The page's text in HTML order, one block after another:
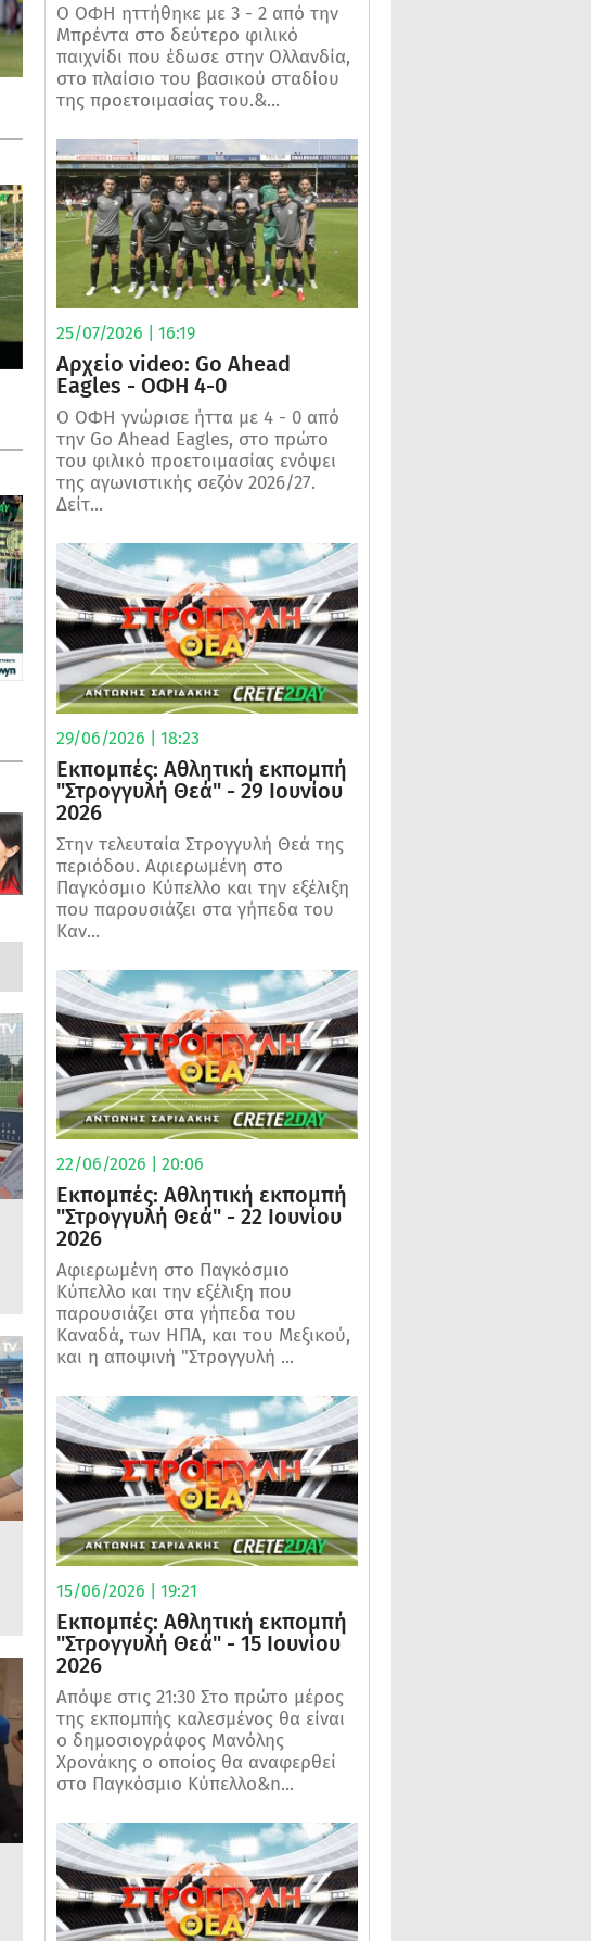
Ο ΟΦΗ ηττήθηκε με 3 - 2 από την
Μπρέντα στο δεύτερο φιλικό
παιχνίδι που έδωσε στην Ολλανδία,
στο πλαίσιο του βασικού σταδίου
της προετοιμασίας του.&...
25/07/2026 | 16:19
Αρχείο video: Go Ahead
Eagles - ΟΦΗ 4-0
Ο ΟΦΗ γνώρισε ήττα με 4 - 0 από
την Go Ahead Eagles, στο πρώτο
του φιλικό προετοιμασίας ενόψει
της αγωνιστικής σεζόν 2026/27.
Δείτ...
29/06/2026 | 18:23
Εκπομπές: Αθλητική εκπομπή
"Στρογγυλή Θεά" - 29 Ιουνίου
2026
Στην τελευταία Στρογγυλή Θεά της
περιόδου. Αφιερωμένη στο
Παγκόσμιο Κύπελλο και την εξέλιξη
που παρουσιάζει στα γήπεδα του
Καν...
22/06/2026 | 20:06
Εκπομπές: Αθλητική εκπομπή
"Στρογγυλή Θεά" - 22 Ιουνίου
2026
Αφιερωμένη στο Παγκόσμιο
Κύπελλο και την εξέλιξη που
παρουσιάζει στα γήπεδα του
Καναδά, των ΗΠΑ, και του Μεξικού,
και η αποψινή "Στρογγυλή ...
15/06/2026 | 19:21
Εκπομπές: Αθλητική εκπομπή
"Στρογγυλή Θεά" - 15 Ιουνίου
2026
Απόψε στις 21:30 Στο πρώτο μέρος
της εκπομπής καλεσμένος θα είναι
ο δημοσιογράφος Μανόλης
Χρονάκης ο οποίος θα αναφερθεί
στο Παγκόσμιο Κύπελλο&n...